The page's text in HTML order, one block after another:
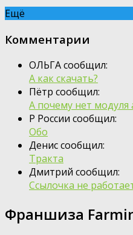
Ещё
Комментарии
ОЛЬГА сообщил:
А как скачать?
Пётр сообщил:
А почему нет модуля
Р России сообщил:
Обо
Денис сообщил:
Тракта
Дмитрий сообщил:
Ссылочка не
Франшиза